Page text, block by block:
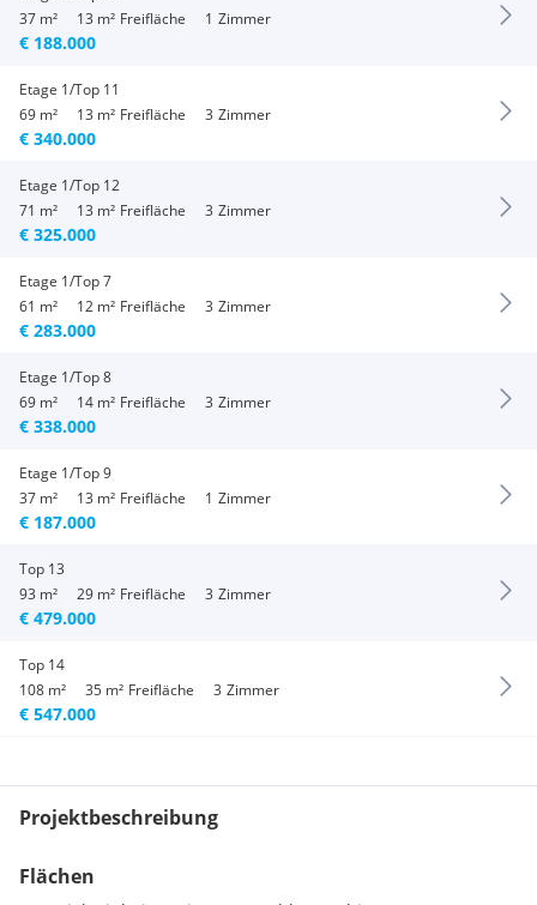
37 m²
13 m² Freifläche
€ 188.000
1 Zimmer
Etage 1/Top 11
69 m²
13 m² Freifläche
€ 340.000
3 Zimmer
Etage 1/Top 12
71 m²
13 m² Freifläche
€ 325.000
3 Zimmer
Etage 1/Top 7
61 m²
12 m² Freifläche
€ 283.000
3 Zimmer
Etage 1/Top 8
69 m²
14 m² Freifläche
€ 338.000
3 Zimmer
Etage 1/Top 9
37 m²
13 m² Freifläche
€ 187.000
1 Zimmer
Top 13
93 m²
29 m² Freifläche
€ 479.000
3 Zimmer
Top 14
108 m²
35 m² Freifläche
€ 547.000
3 Zimmer
Projektbeschreibung
Flächen